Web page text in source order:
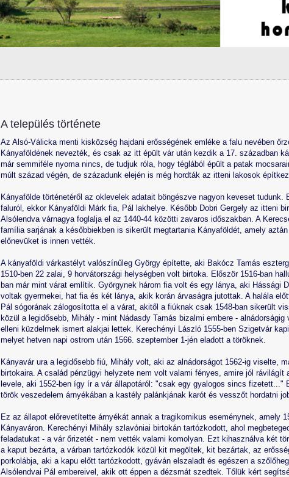
A település története
Az Alsó-Válicka menti kisközség hajdani erősségének emléke a falu nevében
Kányaföldének nevezték, és csak az itt épült vár után kezdik a 17. században
már semmiféle nyoma nincs, de tudjuk róla, hogy téglából épült a patak
múlt század végén, de századunk elején is még hordták az itteni lakosok
Kányafölde történetéről az oklevelek adatait böngészve nagyon keveset tudunk.
faluról, ekkor Kányaföldi Márk fia, Pál lakhelye. Később Dobri Gergely az itteni
Alsólendva várnagya foglalja el az 1440-44 közötti zavaros időszakban. A
família sarjának a későbbiekben is sikerült megtartania Kányaföldét, amely
előnevüket is innen vették.
A kányaföldi várkastélyt valószínűleg György építette, aki Bakócz Tamás
1510-ben 22 zalai, 9 horvátországi helységben volt birtoka. Először 1516-ban
ban már mint várat említik. Györgynek három fia volt és egy lánya, aki Hássági
voltak gyermekei, hat fia és két lánya, akik korán árvaságra jutottak. A halála
Pál sógorának zálogosította el a várat, akitől a fiúknak csak 1548-ban sikerült
közül a legidősebb, Mihály - mint Nádasdy Tamás bizalmi embere -
elleni küzdelmek ismert alakjai lettek. Kerechényi László 1555-ben Szigetvár
melyet hetven napi ostrom után 1566. szeptember 1-jén eladott a töröknek.
Kányavár ura a legidősebb fiú, Mihály volt, aki az alnádorságot 1562-ig viselte,
birtokaira. A család pénzügyi helyzete nem volt valami fényes, amire jól rávilágít
levele, aki 1552-ben így ír a vár állapotáról: "csak egy gyalogos sincs fizetett..."
török veszedelem árnyékában a kastély palánkjának karót és vesszőt hordatni
Ez az állapot előrevetítette árnyékát annak a tragikomikus eseménynek, amely
Kányaváron. Kerechényi Mihály szlavóniai birtokán tartózkodott, ahol
feladatukat - a vár őrizetét - nem vették valami komolyan. Ezt kihasználva két
a kaput bezárta, a várban tartózkodók közül kit megöltek, kit bezártak, az
porkolábja, aki a kapu előtt tartózkodott, gyáván elszaladt és egészen a
Alsólendvai Pál embereivel, akik ott éppen a dézsmát szedtek. Tőlük kért